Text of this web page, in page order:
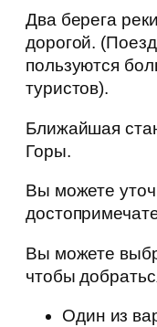
Два берега
дорогой.
пользуются
туристов).
Ближайшая
Горы.
Вы можете
Вы можете
чтобы
Один из